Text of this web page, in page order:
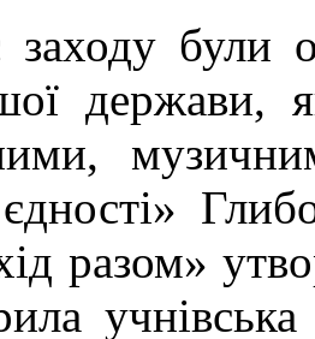
були
держави,
разом»